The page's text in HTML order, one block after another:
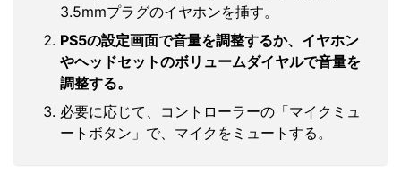
3.5mmプラグのイヤホンを挿す。
PS5の設定画面で音量を調整するか、イヤホン
やヘッドセットのボリュームダイヤルで音量を
調整する。
必要に応じて、コントローラーの「マイクミュ
ートボタン」で、マイクをミュートする。